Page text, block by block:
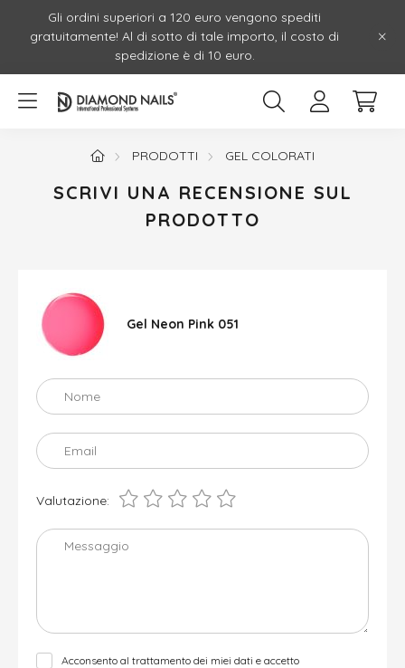
Gli ordini superiori a 120 euro vengono spediti
gratuitamente! Al di sotto di tale importo, il costo di
spedizione è di 10 euro.
PRODOTTI GEL COLORATI
SCRIVI UNA RECENSIONE SUL
PRODOTTO
Gel Neon Pink 051
Nome
Email
Valutazione:
Messaggio
Acconsento al trattamento dei miei dati e accetto